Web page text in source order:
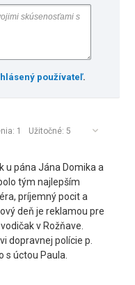
používateľ.
1 Užitočné: 5
u pána Jána Domika a
tým najlepším
príjemný pocit a
deň je reklamou pre
v Rožňave.
dopravnej polície p.
s úctou Paula.